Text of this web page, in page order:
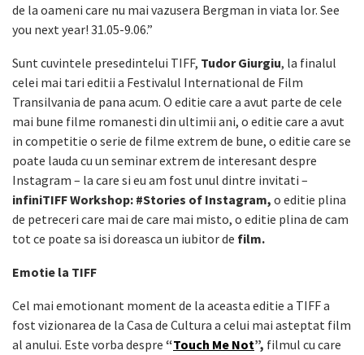
de la oameni care nu mai vazusera Bergman in viata lor. See
you next year! 31.05-9.06.”
Sunt cuvintele presedintelui TIFF, Tudor Giurgiu, la finalul
celei mai tari editii a Festivalul International de Film
Transilvania de pana acum. O editie care a avut parte de cele
mai bune filme romanesti din ultimii ani, o editie care a avut
in competitie o serie de filme extrem de bune, o editie care se
poate lauda cu un seminar extrem de interesant despre
Instagram – la care si eu am fost unul dintre invitati –
infiniTIFF Workshop: #Stories of Instagram, o editie plina
de petreceri care mai de care mai misto, o editie plina de cam
tot ce poate sa isi doreasca un iubitor de film.
Emotie la TIFF
Cel mai emotionant moment de la aceasta editie a TIFF a
fost vizionarea de la Casa de Cultura a celui mai asteptat film
al anului. Este vorba despre “Touch Me Not”, filmul cu care